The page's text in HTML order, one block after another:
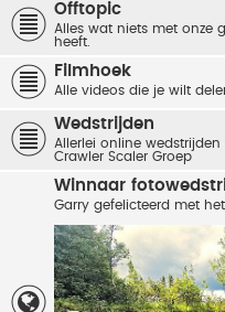
Offtopic
Alles wat niets met onze
heeft.
Filmhoek
Alle videos die je wilt
Wedstrijden
Allerlei online
Crawler Scaler Groep
Winnaar
Garry gefelicteerd met